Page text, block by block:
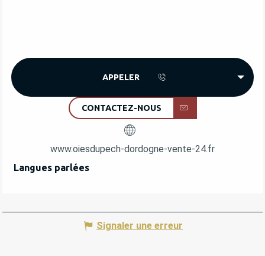
APPELER
CONTACTEZ-NOUS
www.oiesdupech-dordogne-vente-24.fr
Langues parlées
Langues parlées
Signaler une erreur